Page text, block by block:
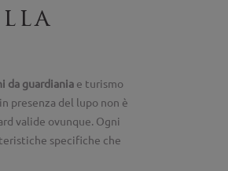
da guardiania e turismo
presenza del lupo non è
valide ovunque. Ogni
specifiche che